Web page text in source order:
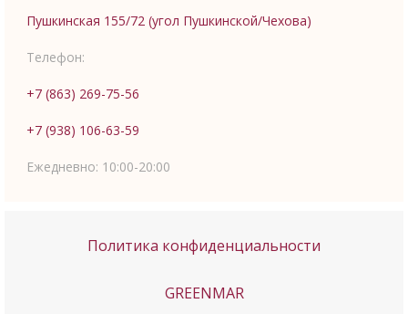
Пушкинская 155/72 (угол Пушкинской/Чехова)
Телефон:
+7 (863) 269-75-56
+7 (938) 106-63-59
Ежедневно: 10:00-20:00
Политика конфиденциальности
GREENMAR